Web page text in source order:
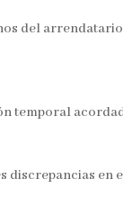
del
temporal
discrepancias en